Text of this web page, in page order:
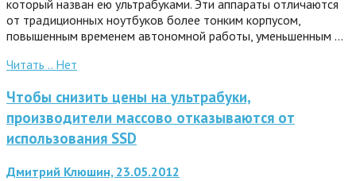
который назван ею ультрабуками. Эти аппараты отличаются
от традиционных ноутбуков более тонким корпусом,
повышенным временем автономной работы, уменьшенным …
Читать .. Нет
Чтобы снизить цены на ультрабуки,
производители массово отказываются от
использования SSD
Дмитрий Клюшин, 23.05.2012